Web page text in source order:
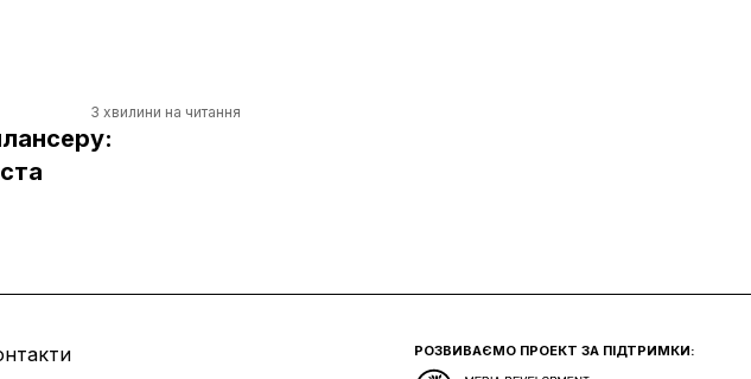
3 хвилини на читання
РОЗВИВАЄМО ПРОЕКТ ЗА ПІДТРИМКИ: